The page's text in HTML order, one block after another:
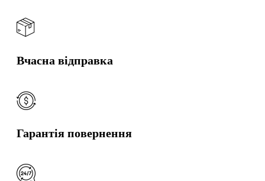
Вчасна відправка
Гарантія повернення